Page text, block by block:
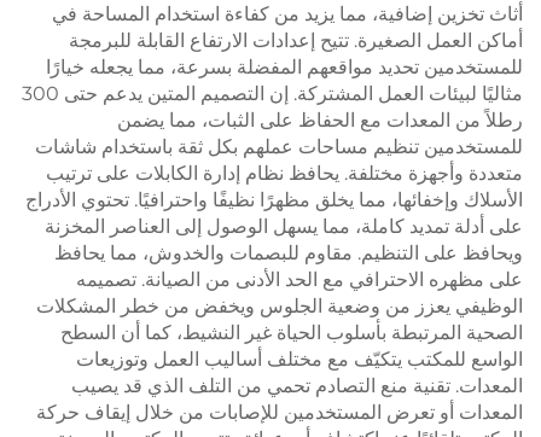
أثاث تخزين إضافية، مما يزيد من كفاءة استخدام المساحة في
أماكن العمل الصغيرة. تتيح إعدادات الارتفاع القابلة للبرمجة
للمستخدمين تحديد مواقعهم المفضلة بسرعة، مما يجعله خيارًا
مثاليًا لبيئات العمل المشتركة. إن التصميم المتين يدعم حتى 300
رطلاً من المعدات مع الحفاظ على الثبات، مما يضمن
للمستخدمين تنظيم مساحات عملهم بكل ثقة باستخدام شاشات
متعددة وأجهزة مختلفة. يحافظ نظام إدارة الكابلات على ترتيب
الأسلاك وإخفائها، مما يخلق مظهرًا نظيفًا واحترافيًا. تحتوي الأدراج
على أدلة تمديد كاملة، مما يسهل الوصول إلى العناصر المخزنة
ويحافظ على التنظيم. مقاوم للبصمات والخدوش، مما يحافظ
على مظهره الاحترافي مع الحد الأدنى من الصيانة. تصميمه
الوظيفي يعزز من وضعية الجلوس ويخفض من خطر المشكلات
الصحية المرتبطة بأسلوب الحياة غير النشيط، كما أن السطح
الواسع للمكتب يتكيّف مع مختلف أساليب العمل وتوزيعات
المعدات. تقنية منع التصادم تحمي من التلف الذي قد يصيب
المعدات أو تعرض المستخدمين للإصابات من خلال إيقاف حركة